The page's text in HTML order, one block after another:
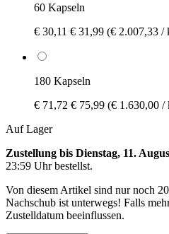
60 Kapseln
€ 30,11 € 31,99 (€ 2.007,33 /
180 Kapseln
€ 71,72 € 75,99 (€ 1.630,00 /
Auf Lager
Zustellung bis Dienstag, 11.
23:59 Uhrbestellst.
Von diesem Artikel sind nur noch
Nachschub ist unterwegs! Falls
Zustelldatum beeinflussen.